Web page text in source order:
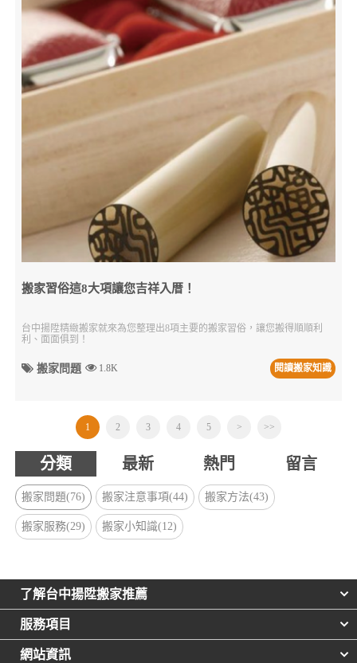
搬家習俗這8大項讓您吉祥入厝！
台中揚陞精緻搬家就來為您整理出8項主要的搬家習俗，讓您搬得順順利
利、面面俱到！
搬家問題 1.8K 閱讀搬家知識
1 2 3 4 5 > >>
分類 最新 熱門 留言
搬家問題(76) 搬家注意事項(44) 搬家方法(43)
搬家服務(29) 搬家小知識(12)
了解台中揚陞搬家推薦
服務項目
網站資訊